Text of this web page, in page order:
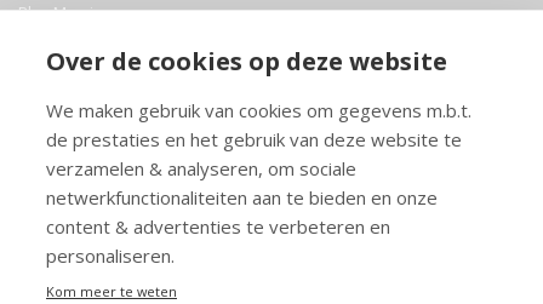
Over de cookies op deze website
We maken gebruik van cookies om gegevens m.b.t.
de prestaties en het gebruik van deze website te
verzamelen & analyseren, om sociale
netwerkfunctionaliteiten aan te bieden en onze
content & advertenties te verbeteren en
personaliseren.
Kom meer te weten
Blog Maurice
Bibliotheek
Info en service
FAQ
Doneren
Privacy
Voorwaarden
Meedoen